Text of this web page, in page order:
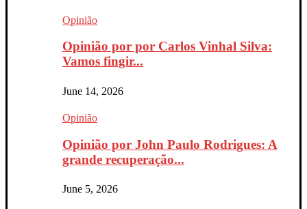
Opinião
Opinião por por Carlos Vinhal Silva:
Vamos fingir...
June 14, 2026
Opinião
Opinião por John Paulo Rodrigues: A
grande recuperação...
June 5, 2026